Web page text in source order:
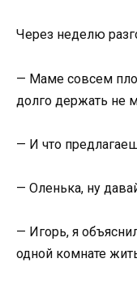
Через неделю
— Маме совсем
долго держать не
— И что
— Оленька, ну
— Игорь, я
одной комнате